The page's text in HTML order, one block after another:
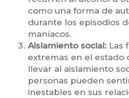
como una forma de
durante los episodios
maníacos.
Aislamiento social:Las
extremas en el estado
llevar al aislamiento
personas pueden
inestables en sus